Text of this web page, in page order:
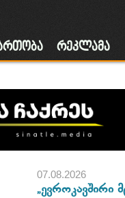
რეკლამა
07.08.2026
„ევროკავშირი